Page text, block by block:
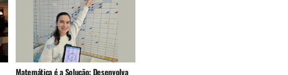
Matemática é a Solução: Desenvolva